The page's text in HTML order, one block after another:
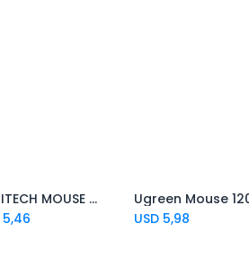
Add to Cart LOGITECH MOUSE M90 OPTICO USB
5,46
Add to Cart
USD 5,98